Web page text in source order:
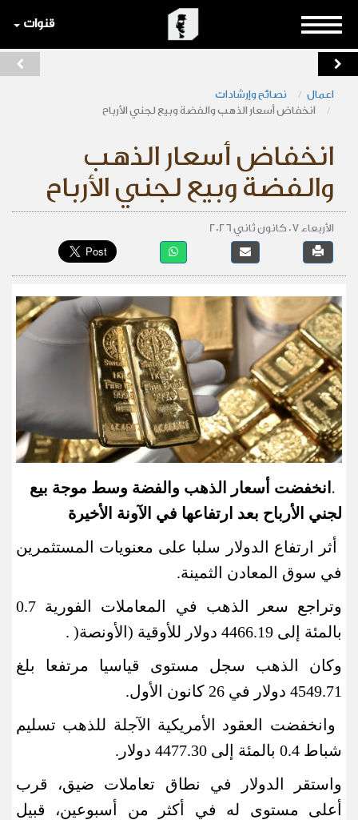
قنوات
اعمال
نصائح وإرشادات
انخفاض أسعار الذهب والفضة وبيع لجني الأرباح
انخفاض أسعار الذهب
والفضة وبيع لجني الأرباح
الأربعاء 07 كانون ثاني 2026
. انخفضت أسعار الذهب والفضة وسط موجة بيع
لجني الأرباح بعد ارتفاعها في الآونة الأخيرة
أثر ارتفاع الدولار سلبا على معنويات المستثمرين
في سوق المعادن الثمينة.
وتراجع سعر الذهب في المعاملات الفورية 0.7
بالمئة إلى 4466.19 دولار للأوقية (الأونصة
(
.
وكان الذهب سجل مستوى قياسيا مرتفعا بلغ
4549.71 دولار في 26 كانون الأول
.
وانخفضت العقود الأمريكية الآجلة للذهب تسليم
شباط 0.4 بالمئة إلى 4477.30 دولار
.
واستقر الدولار في نطاق تعاملات ضيق، قرب
أعلى مستوى له في أكثر من أسبوعين، قبيل